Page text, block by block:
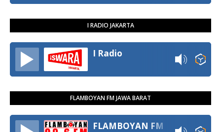
I RADIO JAKARTA
I Radio
FLAMBOYAN FM JAWA BARAT
FLAMBOYAN FM